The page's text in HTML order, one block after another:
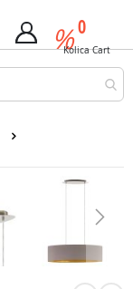
%
Cart 0
Kolica Cart